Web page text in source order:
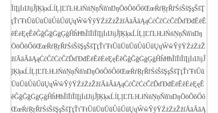
ĬĭĮįİıĲĳĴĵĶķĸĹĺĻļĽľĿŀŁłŃńŅņŇňŉŊŋŌōŎŏŐőŒœŔŕŖŗŘřŚśŜŝŞşŠšŢ
ţŤťŦŧŨũŪūŬŭŮůŰűŲųŴŵŶŷŸŹźŻżŽžſĀāĂăĄąĆćĈĉĊċČčĎďĐđĒēĔ
ĕĖėĘęĚěĜĝĞğĠġĢģĤĥĦħĨĩĪīĬĭĮįİıĲĳĴĵĶķĸĹĺĻļĽľĿŀŁłŃńŅņŇňŉŊŋ
ŌōŎŏŐőŒœŔŕŖŗŘřŚśŜŝŞşŠšŢţŤťŦŧŨũŪūŬŭŮůŰűŲųŴŵŶŷŸŹźŻżŽ
žſĀāĂăĄąĆćĈĉĊċČčĎďĐđĒēĔĕĖėĘęĚěĜĝĞğĠġĢģĤĥĦħĨĩĪīĬĭĮįİıĲĳĴ
ĵĶķĸĹĺĻļĽľĿŀŁłŃńŅņŇňŉŊŋŌōŎŏŐőŒœŔŕŖŗŘřŚśŜŝŞşŠšŢţŤťŦŧŨũ
ŪūŬŭŮůŰűŲųŴŵŶŷŸŹźŻżŽžſĀāĂăĄąĆćĈĉĊċČčĎďĐđĒēĔĕĖėĘęĚ
ěĜĝĞğĠġĢģĤĥĦħĨĩĪīĬĭĮįİıĲĳĴĵĶķĸĹĺĻļĽľĿŀŁłŃńŅņŇňŉŊŋŌōŎŏŐő
ŒœŔŕŖŗŘřŚśŜŝŞşŠšŢţŤťŦŧŨũŪūŬŭŮůŰűŲųŴŵŶŷŸŹźŻżŽžſĀāĂăĄ